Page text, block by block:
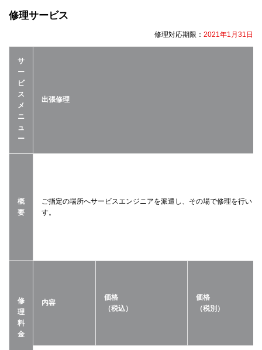
修理サービス
修理対応期限： 2021年1月31日
サ
ー
ビ
ス
メ
ニ
ュ
ー
出張修理
概
要
ご指定の場所へサービスエンジニアを派遣し、その場で修理を行いま
す。
修
理
料
金
内容
価格
（税込）
価格
（税別）